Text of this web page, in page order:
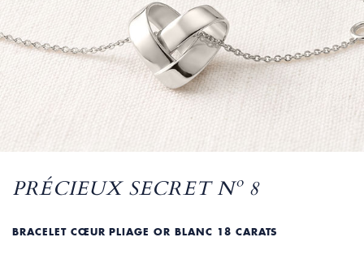
PRÉCIEUX SECRET Nº 8
BRACELET CŒUR PLIAGE OR BLANC 18 CARATS